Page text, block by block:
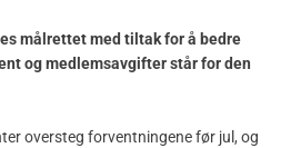
målrettet med tiltak for å bedre
og medlemsavgifter står for den
oversteg forventningene før jul, og